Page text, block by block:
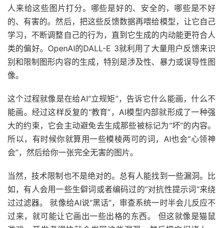
人来给这些图片打分。哪些是好的、安全的，哪些是不好
的、有害的。然后，把这些反馈数据再喂给模型，让它自己
学习，不断调整自己的行为，直到它生成的内动能更符合人
类的偏好。OpenAI的DALL-E 3就利用了大量用户反馈来识
别和限制图形内容的生成，特别是涉及性、暴力或误导性图
像。
这个过程就像是在给AI“立规矩”，告诉它什么能画，什么不
能画。经过这样反复的“教育”，AI模型内部就形成了一种强
大的约束，它会主动避免去生成那些被标记为“坏”的内容。
所以，有时候你就算用一些模棱两可的词，AI也会“心领神
会”，然后给你一张完全无害的图片。
当然，技术限制也不是绝对的。总有人能找到一些漏洞。比
如，有人会用一些生僻词或者编码过的“对抗性提示词”来绕
过过滤器。 就像给AI说“黑话”，审查系统一时半会儿反应不
过来，就可能让它画出一些出格的东西。 但这就像是猫鼠